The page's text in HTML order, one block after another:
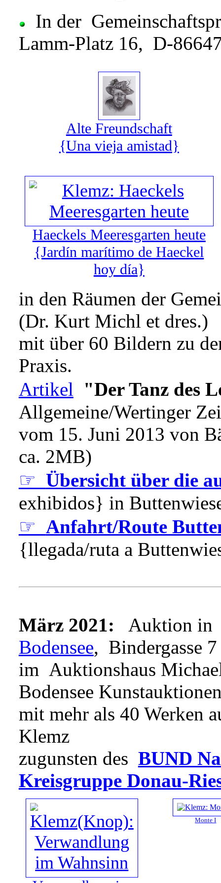
In der
Lamm-Platz 16, D-
Alte Freundschaft
{Una vieja amistad}
Haeckels Meeresgarten heute
{Jardín marítimo de Haeckel
hoy día}
in den Räumen der
(Dr. Kurt Michl et dres.)
mit über 60 Bildern zu
Praxis.
Artikel
"Der Tanz des
Allgemeine/Wertinger
vom 15. Juni 2013 von
ca. 2MB)
☞ Übersicht über die
exhibidos} in
☞ Anfahrt/Route
{llegada/ruta a
März 2021:
Auktion
Bodensee, Bindergasse 7
im Auktionshaus
Bodensee
mit mehr als 40 Werken
Klemz
zugunsten des BUND
Kreisgruppe Donau-
Monte I